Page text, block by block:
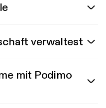
verwaltest
mit Podimo